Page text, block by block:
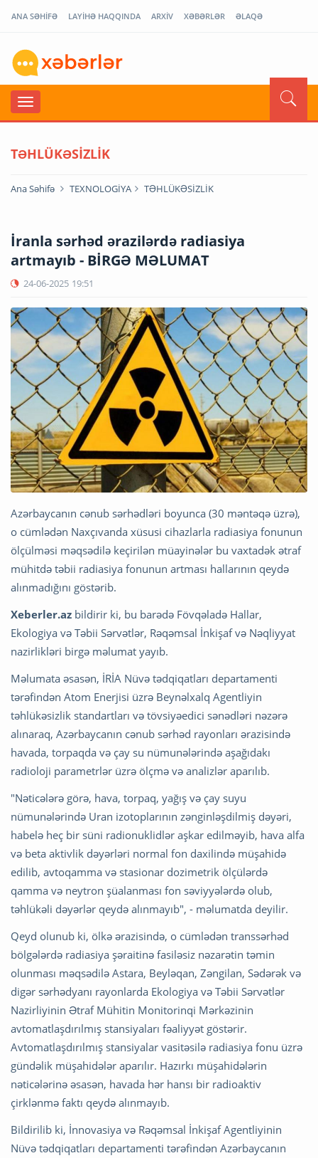
ANA SƏHİFƏ LAYİHƏ HAQQINDA ARXİV XƏBƏRLƏR ƏLAQƏ
TƏHLÜKƏSİZLİK
Ana Səhifə TEXNOLOGİYA TƏHLÜKƏSİZLİK
İranla sərhəd ərazilərdə radiasiya
artmayıb - BİRGƏ MƏLUMAT
24-06-2025 19:51
Azərbaycanın cənub sərhədləri boyunca (30 məntəqə üzrə),
o cümlədən Naxçıvanda xüsusi cihazlarla radiasiya fonunun
ölçülməsi məqsədilə keçirilən müayinələr bu vaxtadək ətraf
mühitdə təbii radiasiya fonunun artması hallarının qeydə
alınmadığını göstərib.
Xeberler.az bildirir ki, bu barədə Fövqəladə Hallar,
Ekologiya və Təbii Sərvətlər, Rəqəmsal İnkişaf və Nəqliyyat
nazirlikləri birgə məlumat yayıb.
Məlumata əsasən, İRİA Nüvə tədqiqatları departamenti
tərəfindən Atom Enerjisi üzrə Beynəlxalq Agentliyin
təhlükəsizlik standartları və tövsiyəedici sənədləri nəzərə
alınaraq, Azərbaycanın cənub sərhəd rayonları ərazisində
havada, torpaqda və çay su nümunələrində aşağıdakı
radioloji parametrlər üzrə ölçmə və analizlər aparılıb.
"Nəticələrə görə, hava, torpaq, yağış və çay suyu
nümunələrində Uran izotoplarının zənginləşdilmiş dəyəri,
habelə heç bir süni radionuklidlər aşkar edilməyib, hava alfa
və beta aktivlik dəyərləri normal fon daxilində müşahidə
edilib, avtoqamma və stasionar dozimetrik ölçülərdə
qamma və neytron şüalanması fon səviyyələrdə olub,
təhlükəli dəyərlər qeydə alınmayıb", - məlumatda deyilir.
Qeyd olunub ki, ölkə ərazisində, o cümlədən transsərhəd
bölgələrdə radiasiya şəraitinə fasiləsiz nəzarətin təmin
olunması məqsədilə Astara, Beyləqan, Zəngilan, Sədərək və
digər sərhədyanı rayonlarda Ekologiya və Təbii Sərvətlər
Nazirliyinin Ətraf Mühitin Monitorinqi Mərkəzinin
avtomatlaşdırılmış stansiyaları fəaliyyət göstərir.
Avtomatlaşdırılmış stansiyalar vasitəsilə radiasiya fonu üzrə
gündəlik müşahidələr aparılır. Hazırkı müşahidələrin
nəticələrinə əsasən, havada hər hansı bir radioaktiv
çirklənmə faktı qeydə alınmayıb.
Bildirilib ki, İnnovasiya və Rəqəmsal İnkişaf Agentliyinin
Nüvə tədqiqatları departamenti tərəfindən Azərbaycanın